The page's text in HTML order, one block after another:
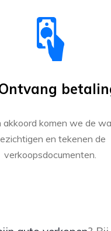
akkoord komen we de
en tekenen de
verkoopsdocumenten.